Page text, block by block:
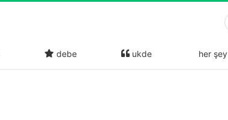
debe ukde her şey